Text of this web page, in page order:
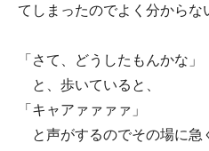
てしまったのでよく分からな
「さて、どうしたもんかな」
と、歩いていると、
「キャアァァァァ」
と声がするのでその場に急